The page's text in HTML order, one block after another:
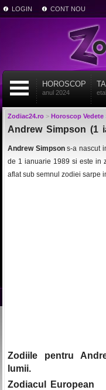
LOGIN CONT NOU
HOROSCOP
anul 2024
Zodiac24.ro> Horoscop Vedete
Andrew Simpson (1
Andrew Simpsons-a nascut
de 1 ianuarie 1989 si este in
aflat sub semnul zodiei sarpe
Zodiile pentru
lumii.
Zodiacul European